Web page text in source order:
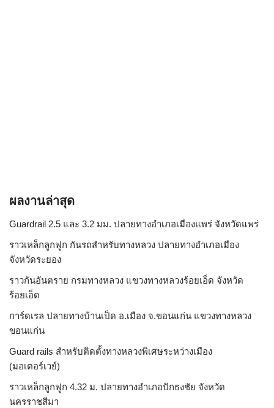
ผลงานล่าสุด
Guardrail 2.5 และ 3.2 มม. ปลายทางอำเภอเมืองแพร่ จังหวัดแพร่
ราวเหล็กลูกฟูก กันรถสําหรับทางหลวง ปลายทางอำเภอเมือง
จังหวัดระยอง
ราวกันอันตราย กรมทางหลวง แขวงทางหลวงร้อยเอ็ด จังหวัด
ร้อยเอ็ด
การ์ดเรล ปลายทางบ้านเป็ด อ.เมือง จ.ขอนแก่น แขวงทางหลวง
ขอนแก่น
Guard rails สำหรับติดตั้งทางหลวงพิเศษระหว่างเมือง
(มอเตอร์เวย์)
ราวเหล็กลูกฟูก 4.32 ม. ปลายทางอำเภอปักธงชัย จังหวัด
นครราชสีมา